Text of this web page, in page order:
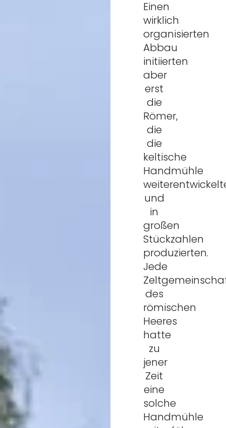
Einen
wirklich
organisierten
Abbau
initiierten
aber
erst
die
Römer,
die
die
keltische
Handmühle
und
in
großen
Stückzahlen
produzierten.
Jede
des
römischen
Heeres
hatte
zu
jener
Zeit
eine
solche
Handmühle